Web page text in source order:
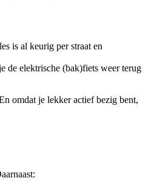
is al keurig per straat en
de elektrische (bak)fiets weer terug
omdat je lekker actief bezig bent,